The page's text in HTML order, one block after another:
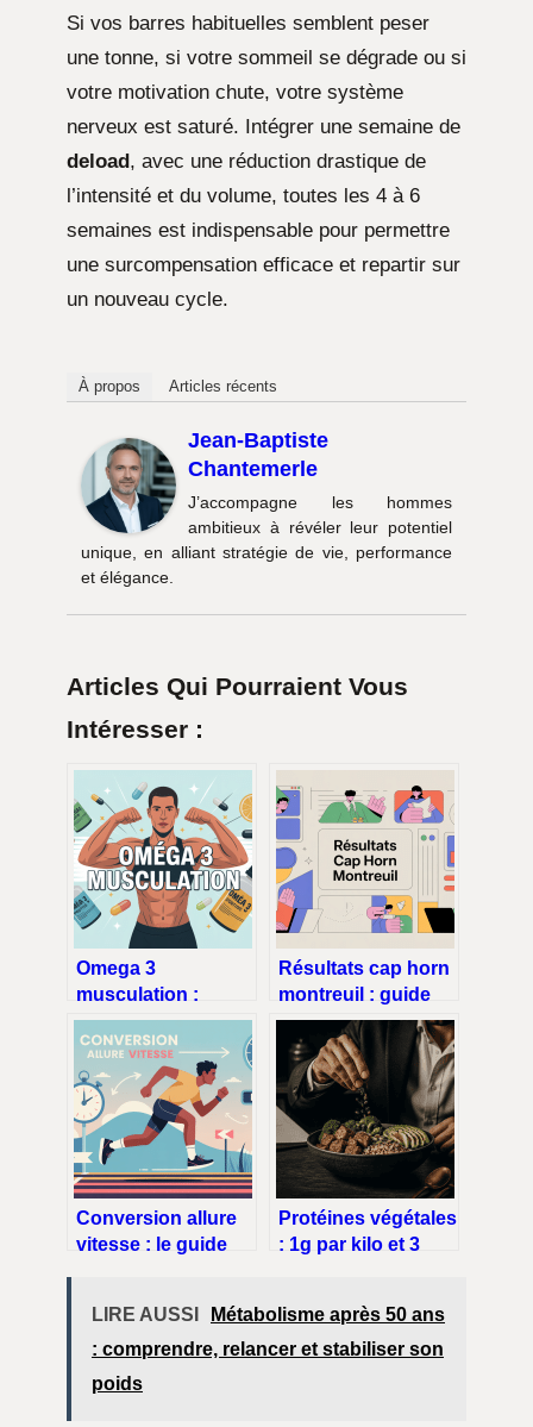
Si vos barres habituelles semblent peser
une tonne, si votre sommeil se dégrade ou si
votre motivation chute, votre système
nerveux est saturé. Intégrer une semaine de
deload , avec une réduction drastique de
l’intensité et du volume, toutes les 4 à 6
semaines est indispensable pour permettre
une surcompensation efficace et repartir sur
un nouveau cycle.
À propos Articles récents
Jean-Baptiste
Chantemerle
J’accompagne les hommes
ambitieux à révéler leur potentiel
unique, en alliant stratégie de vie, performance
et élégance.
Articles Qui Pourraient Vous
Intéresser :
Omega 3
musculation :
booster ses
performances et sa
récupération
Résultats cap horn
montreuil : guide
pratique pour
comprendre vos
scores
Conversion allure
vitesse : le guide
Protéines végétales
: 1g par kilo et 3
brûler les graisses
LIRE AUSSI
Métabolisme après 50 ans
: comprendre, relancer et stabiliser son
poids